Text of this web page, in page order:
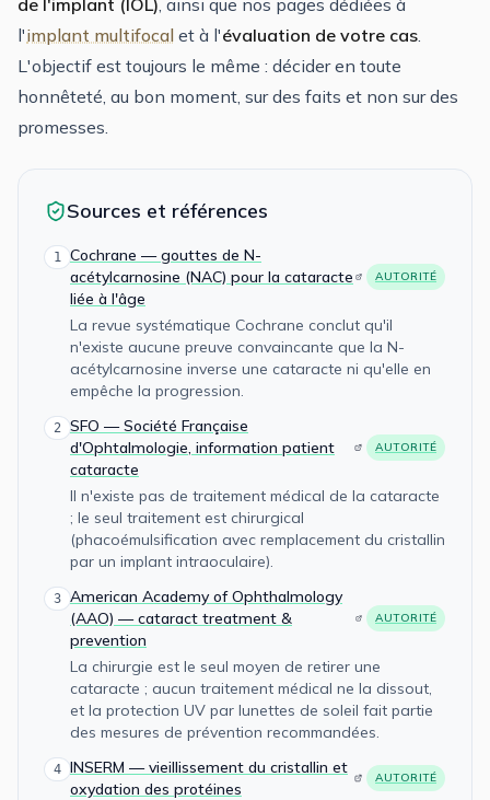
l'implant multifocal et à l'évaluation de votre cas
L'objectif est toujours le même : décider en toute
honnêteté, au bon moment, sur des faits et non sur des
promesses.
Sources et références
1
Cochrane — gouttes de N-
acétylcarnosine (NAC) pour la cataracte
liée à l'âge
AUTORITÉ
La revue systématique Cochrane conclut qu'il
n'existe aucune preuve convaincante que la N-
acétylcarnosine inverse une cataracte ni qu'elle en
empêche la progression.
2
SFO — Société Française
d'Ophtalmologie, information patient
cataracte
AUTORITÉ
Il n'existe pas de traitement médical de la cataracte
; le seul traitement est chirurgical
(phacoémulsification avec remplacement du cristallin
par un implant intraoculaire).
3 American Academy of Ophthalmology
(AAO) — cataract treatment &
prevention
AUTORITÉ
La chirurgie est le seul moyen de retirer une
cataracte ; aucun traitement médical ne la dissout,
et la protection UV par lunettes de soleil fait partie
des mesures de prévention recommandées.
4 INSERM — vieillissement du cristallin et
oxydation des protéines
AUTORITÉ